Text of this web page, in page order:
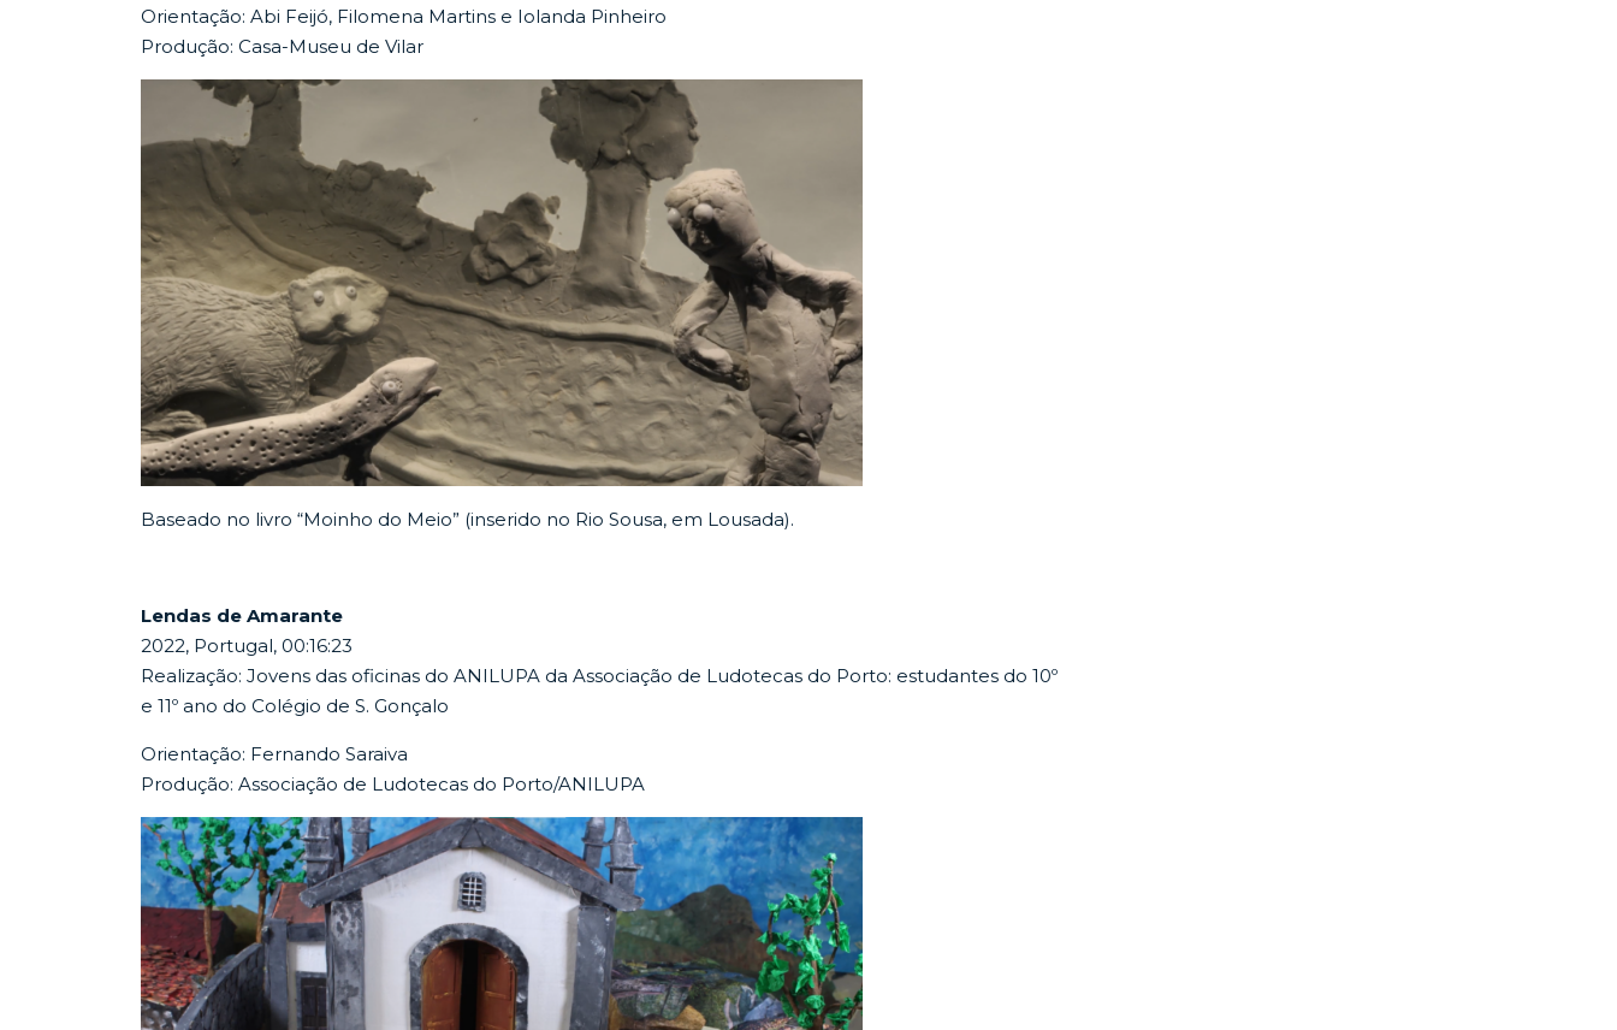
Orientação: Abi Feijó, Filomena Martins e Iolanda Pinheiro
Produção: Casa-Museu de Vilar
Baseado no livro “Moinho do Meio” (inserido no Rio Sousa, em Lousada).
Lendas de Amarante
2022, Portugal, 00:16:23
Realização: Jovens das oficinas do ANILUPA da Associação de Ludotecas do Porto: estudantes do 10º
e 11º ano do Colégio de S. Gonçalo
Orientação: Fernando Saraiva
Produção: Associação de Ludotecas do Porto/ANILUPA